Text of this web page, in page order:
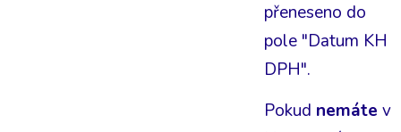
přeneseno do
pole "Datum KH
DPH".
Pokud nemáte v